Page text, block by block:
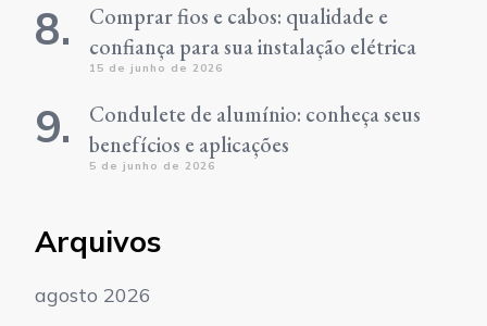
Comprar fios e cabos: qualidade e
confiança para sua instalação elétrica
15 de junho de 2026
Condulete de alumínio: conheça seus
benefícios e aplicações
5 de junho de 2026
Arquivos
agosto 2026